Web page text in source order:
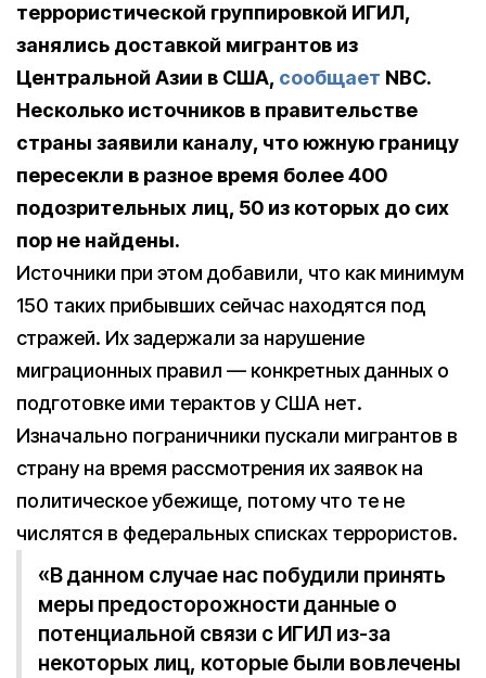
террористической группировкой ИГИЛ,
занялись доставкой мигрантов из
Центральной Азии в США, сообщает NBC.
Несколько источников в правительстве
страны заявили каналу, что южную границу
пересекли в разное время более 400
подозрительных лиц, 50 из которых до сих
пор не найдены.
Источники при этом добавили, что как минимум
150 таких прибывших сейчас находятся под
стражей. Их задержали за нарушение
миграционных правил — конкретных данных о
подготовке ими терактов у США нет.
Изначально пограничники пускали мигрантов в
страну на время рассмотрения их заявок на
политическое убежище, потому что те не
числятся в федеральных списках террористов.
«В данном случае нас побудили принять
меры предосторожности данные о
потенциальной связи с ИГИЛ из-за
некоторых лиц, которые были вовлечены